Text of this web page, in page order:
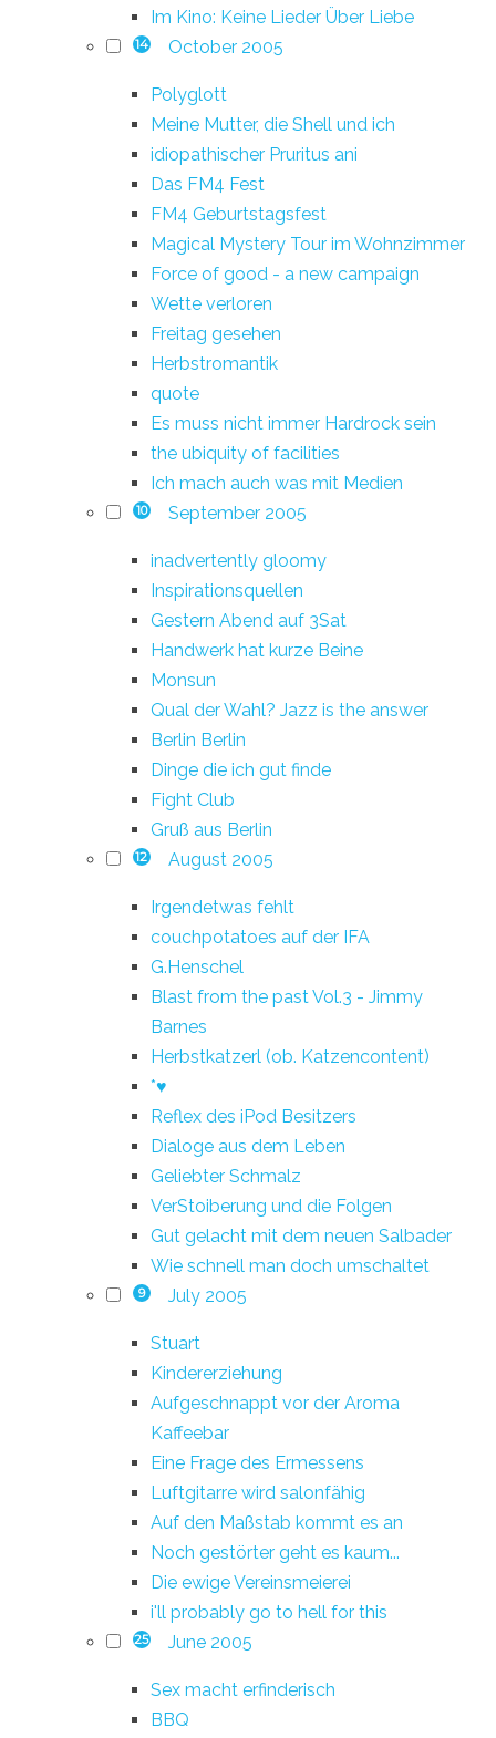
Im Kino: Keine Lieder Über Liebe
14 October 2005
Polyglott
Meine Mutter, die Shell und ich
idiopathischer Pruritus ani
Das FM4 Fest
FM4 Geburtstagsfest
Magical Mystery Tour im Wohnzimmer
Force of good - a new campaign
Wette verloren
Freitag gesehen
Herbstromantik
quote
Es muss nicht immer Hardrock sein
the ubiquity of facilities
Ich mach auch was mit Medien
10 September 2005
inadvertently gloomy
Inspirationsquellen
Gestern Abend auf 3Sat
Handwerk hat kurze Beine
Monsun
Qual der Wahl? Jazz is the answer
Berlin Berlin
Dinge die ich gut finde
Fight Club
Gruß aus Berlin
12 August 2005
Irgendetwas fehlt
couchpotatoes auf der IFA
G.Henschel
Blast from the past Vol.3 - Jimmy
Barnes
Herbstkatzerl (ob. Katzencontent)
*♥
Reflex des iPod Besitzers
Dialoge aus dem Leben
Geliebter Schmalz
VerStoiberung und die Folgen
Gut gelacht mit dem neuen Salbader
Wie schnell man doch umschaltet
9 July 2005
Stuart
Kindererziehung
Aufgeschnappt vor der Aroma
Kaffeebar
Eine Frage des Ermessens
Luftgitarre wird salonfähig
Auf den Maßstab kommt es an
Noch gestörter geht es kaum...
Die ewige Vereinsmeierei
i'll probably go to hell for this
25 June 2005
Sex macht erfinderisch
BBQ